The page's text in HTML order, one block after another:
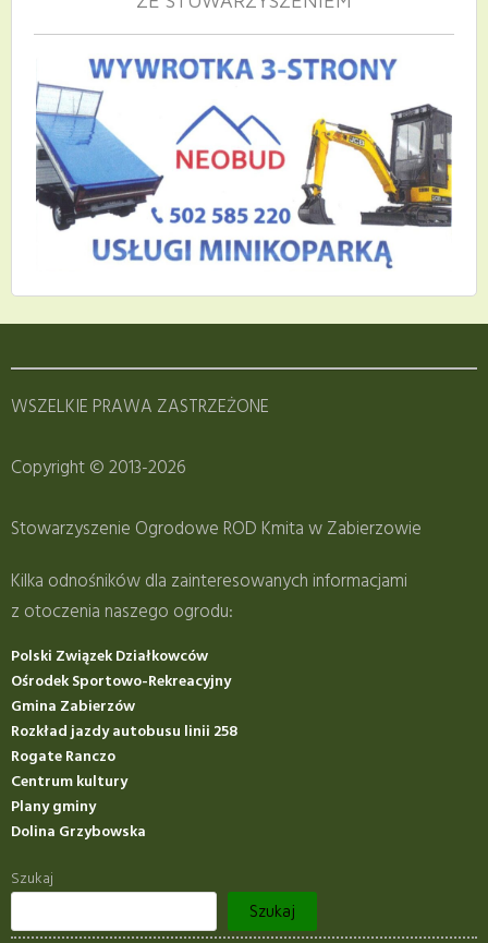
WSZELKIE PRAWA ZASTRZEŻONE
Copyright © 2013-2026
Stowarzyszenie Ogrodowe ROD Kmita w Zabierzowie
Kilka odnośników dla zainteresowanych informacjami
z otoczenia naszego ogrodu:
Polski Związek Działkowców
Ośrodek Sportowo-Rekreacyjny
Gmina Zabierzów
Rozkład jazdy autobusu linii 258
Rogate Ranczo
Centrum kultury
Plany gminy
Dolina Grzybowska
Szukaj
Szukaj